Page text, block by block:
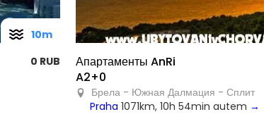
0 RUB
10m
Апартаменты AnRi
A2+0
Брела - Южная Далмация - Сплит
Praha 1071km, 10h 54min autem →